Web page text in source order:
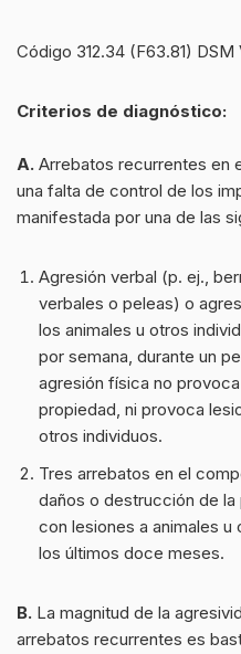
Código 312.34 (F63.81) DSM
Criterios de diagnóstico:
A. Arrebatos recurrentes en
una falta de control de los
manifestada por una de las
Agresión verbal (p. ej.,
verbales o peleas) o
los animales u otros
por semana, durante un
agresión física no
propiedad, ni provoca
otros individuos.
Tres arrebatos en el
daños o destrucción de
con lesiones a animales
los últimos doce meses.
B. La magnitud de la
arrebatos recurrentes es